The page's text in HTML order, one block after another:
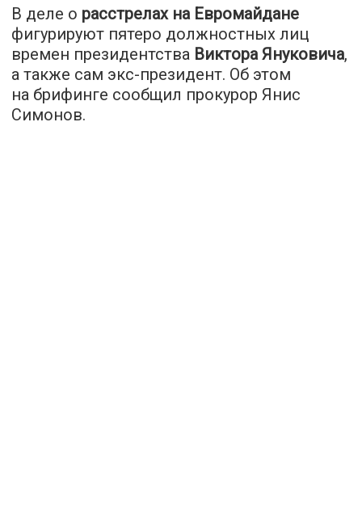
В деле о расстрелах на Евромайдане
фигурируют пятеро должностных лиц
времен президентства Виктора Януковича,
а также сам экс-президент. Об этом
на брифинге сообщил прокурор Янис
Симонов.